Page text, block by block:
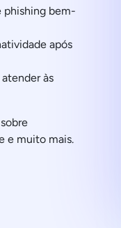
phishing bem-
após
às
e muito mais.